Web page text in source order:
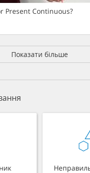
Present Continuous?
Показати більше